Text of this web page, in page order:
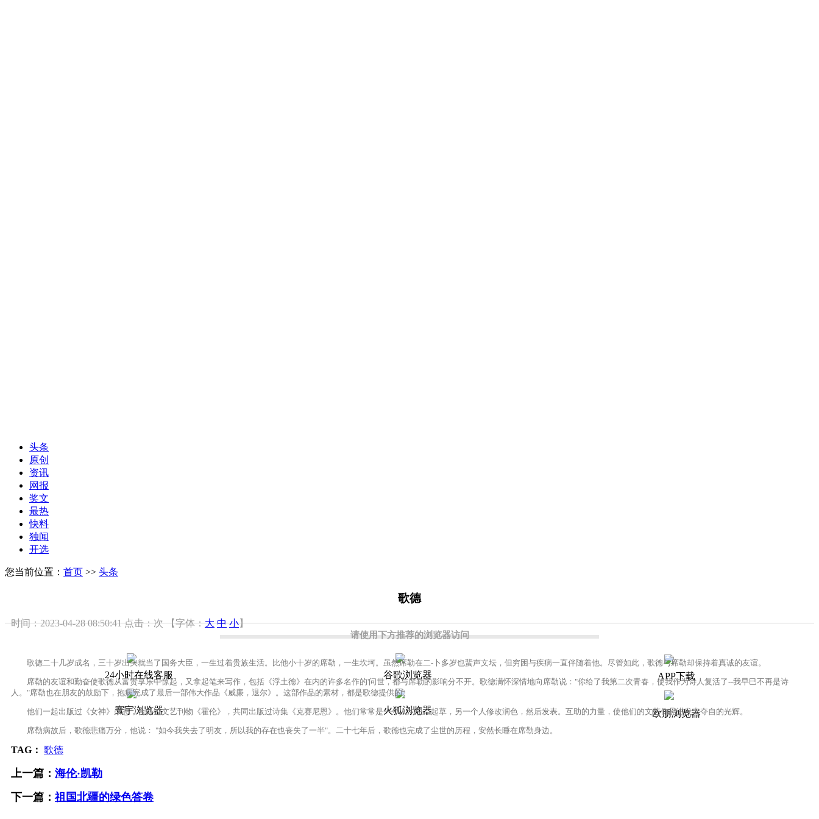
请使用下方推荐的浏览器访问
24小时在线客服 谷歌浏览器 APP下载
寰宇浏览器 火狐浏览器 欧朋浏览器
头条
原创
资讯
网报
奖文
最热
快料
独闻
开选
您当前位置： 首页 >> 头条
歌德
时间：2023-04-28 08:50:41点击：次 【字体：大 中 小】
歌德二十几岁成名，三十岁出头就当了国务大臣，一生过着贵族生活。比他小十岁的席勒，一生坎坷。虽然席勒在二-卜多岁也蜚声文坛，但穷困与疾病一直伴随着他。尽管如此，歌德与席勒却保持着真诚的友谊。
席勒的友谊和勤奋使歌德从富贵享乐中惊起，又拿起笔来写作，包括《浮土德》在内的许多名作的'问世，都与席勒的影响分不开。歌德满怀深情地向席勒说："你给了我第二次青春，使我作为诗人复活了--我早巳不再是诗
人。"席勒也在朋友的鼓励下，抱病完成了最后一部伟大作品《威廉，退尔》。这部作品的素材，都是歌德提供的。
他们一起出版过《女神》杂志，合办过文艺刊物《霍伦》，共同出版过诗集《克赛尼恩》。他们常常是一个人沟思，起草，另一个人修改润色，然后发表。互助的力量，使他们的文艺作品进发出夺自的光辉。
席勒病故后，歌德悲痛万分，他说： "如今我失去了明友，所以我的存在也丧失了一半"。二十七年后，歌德也完成了尘世的历程，安然长睡在席勒身边。
TAG： 歌德
上一篇： 海伦·凯勒
下一篇： 祖国北疆的绿色答卷